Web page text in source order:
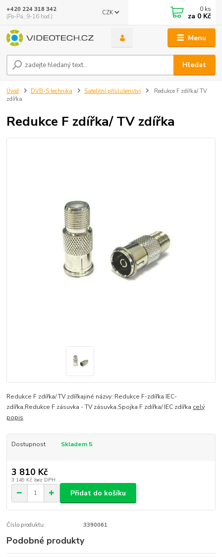
Menu
CZK
Hledat
+420 224 318 342
(Po-Pá, 9-16 hod.)
0 ks
za 0 Kč
Úvod DVB-S technika Satelitní příslušenství
Redukce F zdířka/ TV
zdířka
Redukce F zdířka/ TV zdířka
Redukce F zdířka/ TV zdířkajiné názvy: Redukce F-zdířka IEC-
zdířka,Redukce F zásuvka - TV zásuvka,Spojka F zdířka/ IEC zdířka celý
popis
Dostupnost Skladem 5
3 810 Kč
3 149 Kč bez DPH
Přidat do košíku
Číslo produktu: 3390061
Podobné produkty